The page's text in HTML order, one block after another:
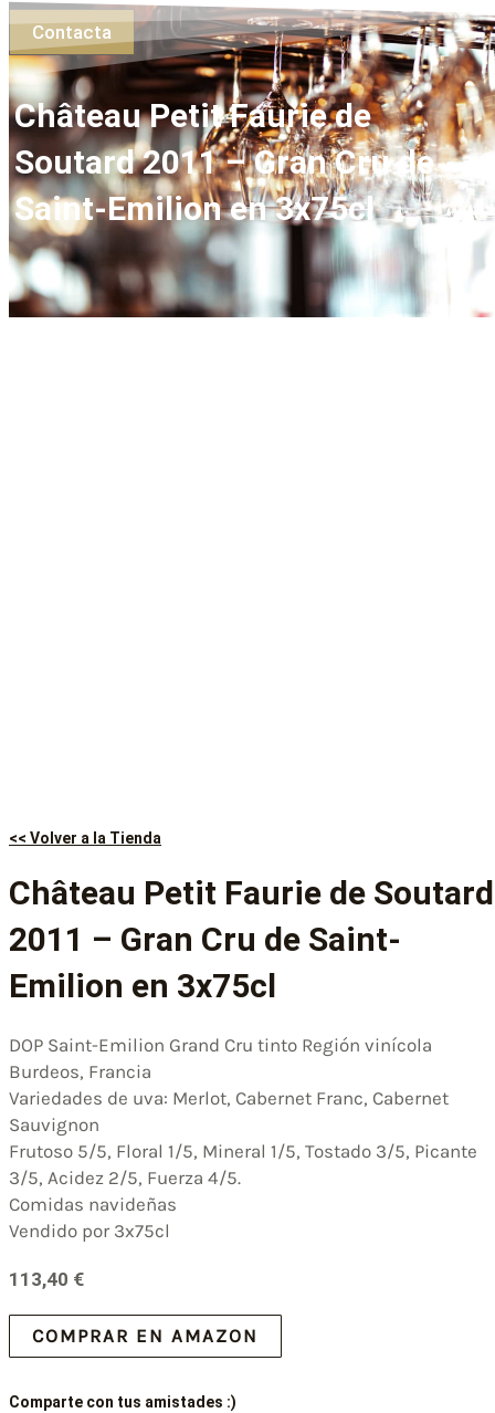
Contacta
Château Petit Faurie de
Soutard 2011 – Gran Cru de
Saint-Emilion en 3x75cl
<< Volver a la Tienda
Château Petit Faurie de Soutard
2011 – Gran Cru de Saint-
Emilion en 3x75cl
DOP Saint-Emilion Grand Cru tinto Región vinícola
Burdeos, Francia
Variedades de uva: Merlot, Cabernet Franc, Cabernet
Sauvignon
Frutoso 5/5, Floral 1/5, Mineral 1/5, Tostado 3/5, Picante
3/5, Acidez 2/5, Fuerza 4/5.
Comidas navideñas
Vendido por 3x75cl
113,40 €
COMPRAR EN AMAZON
Comparte con tus amistades :)